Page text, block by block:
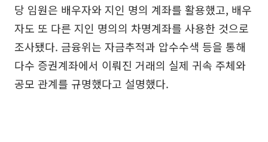
당 임원은 배우자와 지인 명의 계좌를 활용했고, 배우
자도 또 다른 지인 명의의 차명계좌를 사용한 것으로
조사됐다. 금융위는 자금추적과 압수수색 등을 통해
다수 증권계좌에서 이뤄진 거래의 실제 귀속 주체와
공모 관계를 규명했다고 설명했다.